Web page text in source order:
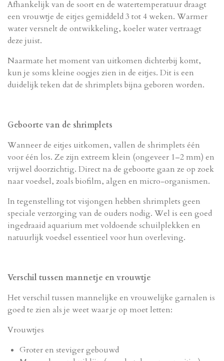
Afhankelijk van de soort en de watertemperatuur draagt
een vrouwtje de eitjes gemiddeld 3 tot 4 weken. Warmer
water versnelt de ontwikkeling, koeler water vertraagt
deze juist.
Naarmate het moment van uitkomen dichterbij komt,
kun je soms kleine oogjes zien in de eitjes. Dit is een
duidelijk teken dat de shrimplets bijna geboren worden.
Geboorte van de shrimplets
Wanneer de eitjes uitkomen, vallen de shrimplets één
voor één los. Ze zijn extreem klein (ongeveer 1–2 mm) en
vrijwel doorzichtig. Direct na de geboorte gaan ze op zoek
naar voedsel, zoals biofilm, algen en micro-organismen.
In tegenstelling tot visjongen hebben shrimplets geen
speciale verzorging van de ouders nodig. Wel is een goed
ingedraaid aquarium met voldoende schuilplekken en
natuurlijk voedsel essentieel voor hun overleving.
Verschil tussen mannetje en vrouwtje
Het verschil tussen mannelijke en vrouwelijke garnalen is
goed te zien als je weet waar je op moet letten:
Vrouwtjes
Groter en steviger gebouwd